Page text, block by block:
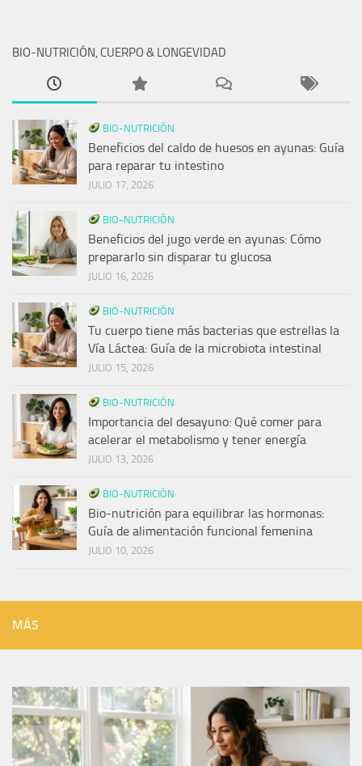
BIO-NUTRICIÓN, CUERPO & LONGEVIDAD
BIO-NUTRICIÓN
Beneficios del caldo de huesos en ayunas: Guía
para reparar tu intestino
JULIO 17, 2026
BIO-NUTRICIÓN
Beneficios del jugo verde en ayunas: Cómo
prepararlo sin disparar tu glucosa
JULIO 16, 2026
BIO-NUTRICIÓN
Tu cuerpo tiene más bacterias que estrellas la
Vía Láctea: Guía de la microbiota intestinal
JULIO 15, 2026
BIO-NUTRICIÓN
Importancia del desayuno: Qué comer para
acelerar el metabolismo y tener energía
JULIO 13, 2026
BIO-NUTRICIÓN
Bio-nutrición para equilibrar las hormonas:
Guía de alimentación funcional femenina
JULIO 10, 2026
MÁS